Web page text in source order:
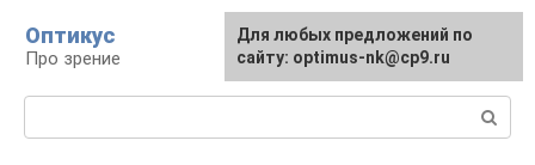
контенту
Оптикус
Про зрение
Для любых предложений по
сайту: [email protected]
Для любых предложений по
сайту: optimus-nk@cp9.ru